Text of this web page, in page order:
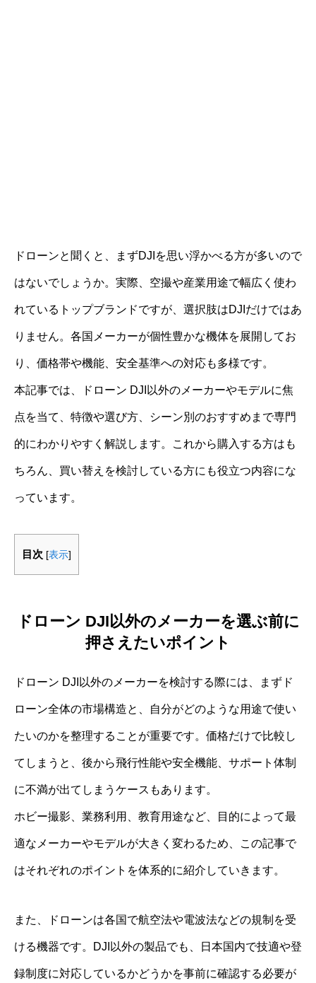
ドローンと聞くと、まずDJIを思い浮かべる方が多いので
はないでしょうか。実際、空撮や産業用途で幅広く使わ
れているトップブランドですが、選択肢はDJIだけではあ
りません。各国メーカーが個性豊かな機体を展開してお
り、価格帯や機能、安全基準への対応も多様です。
本記事では、ドローン DJI以外のメーカーやモデルに焦
点を当て、特徴や選び方、シーン別のおすすめまで専門
的にわかりやすく解説します。これから購入する方はも
ちろん、買い替えを検討している方にも役立つ内容にな
っています。
目次 [表示]
ドローン DJI以外のメーカーを選ぶ前に
押さえたいポイント
ドローン DJI以外のメーカーを検討する際には、まずド
ローン全体の市場構造と、自分がどのような用途で使い
たいのかを整理することが重要です。価格だけで比較し
てしまうと、後から飛行性能や安全機能、サポート体制
に不満が出てしまうケースもあります。
ホビー撮影、業務利用、教育用途など、目的によって最
適なメーカーやモデルが大きく変わるため、この記事で
はそれぞれのポイントを体系的に紹介していきます。
また、ドローンは各国で航空法や電波法などの規制を受
ける機器です。DJI以外の製品でも、日本国内で技適や登
録制度に対応しているかどうかを事前に確認する必要が